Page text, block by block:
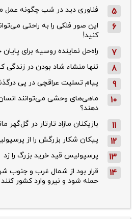
5 فناوری دید در شب چگونه عمل
6
این صور فلکی را به راحتی
کنید!
7 راه‌حل نماینده روسیه برای
8 تنها منشاء شاد بودن در
9 پیام تسلیت عراقچی در پی
10
ماهی‌های وحشی می‌توانند
دهند؟
11 بازیکنان مازاد تارتار در گل‌گهر
12 پیکان شکار بزرگش را از
13 پرسپولیس قید خرید بزرگ را زد
14
قرار بود از شمال ‌غرب و جنوب‌
حمله شود و نیرو وارد کشور کنند